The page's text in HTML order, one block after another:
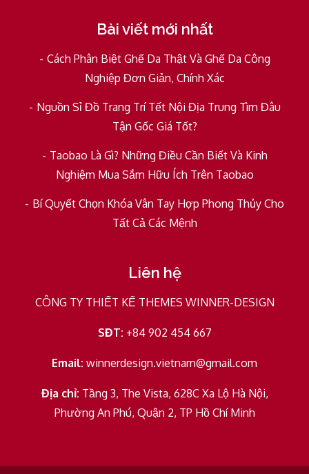
Bài viết mới nhất
Cách Phân Biệt Ghế Da Thật Và Ghế Da Công
Nghiệp Đơn Giản, Chính Xác
Nguồn Sỉ Đồ Trang Trí Tết Nội Địa Trung Tìm Đâu
Tận Gốc Giá Tốt?
Taobao Là Gì? Những Điều Cần Biết Và Kinh
Nghiệm Mua Sắm Hữu Ích Trên Taobao
Bí Quyết Chọn Khóa Vân Tay Hợp Phong Thủy Cho
Tất Cả Các Mệnh
Liên hệ
CÔNG TY THIẾT KẾ THEMES WINNER-DESIGN
SĐT: +84 902 454 667
Email: winnerdesign.vietnam@gmail.com
Địa chỉ: Tầng 3, The Vista, 628C Xa Lộ Hà Nội,
Phường An Phú, Quận 2, TP Hồ Chí Minh